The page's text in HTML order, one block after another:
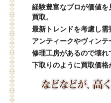
経験豊富なプロが価値
買取。
最新トレンドを考慮し需
アンティークやヴィンテ
修理工房があるので壊れ
下取りのように買取価格